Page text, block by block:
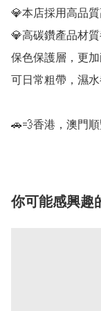
💎本店採用高品質
💎高碳鑽產品材
保色保護層，更加
可日常粗帶，濕水
你可能感興趣